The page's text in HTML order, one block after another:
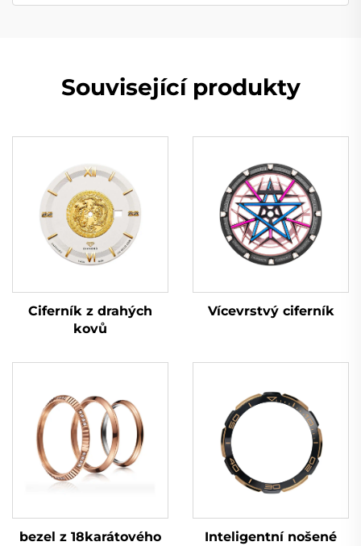
Související produkty
Ciferník z drahých
kovů
Vícevrstvý ciferník
bezel z 18karátového
Inteligentní nošené